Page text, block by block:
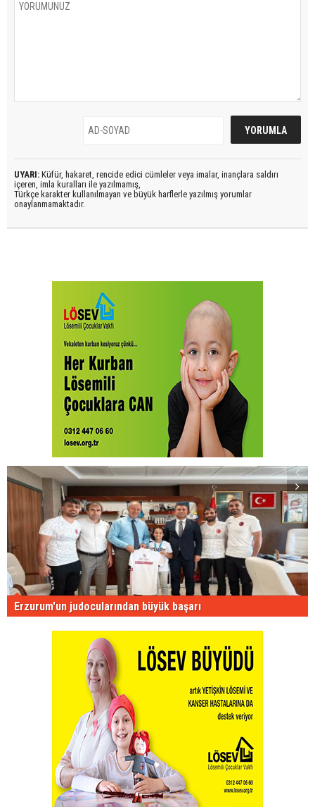
UYARI: Küfür, hakaret, rencide edici cümleler veya imalar, inançlara saldırı
içeren, imla kuralları ile yazılmamış,
Türkçe karakter kullanılmayan ve büyük harflerle yazılmış yorumlar
onaylanmamaktadır.
Erzurum'un judocularından büyük başarı